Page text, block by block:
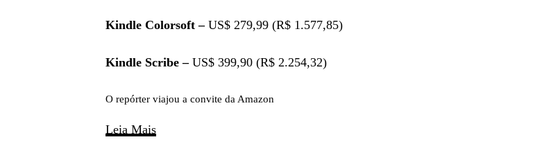
Kindle Colorsoft –US$ 279,99 (R$ 1.577,85)
Kindle Scribe –US$ 399,90 (R$ 2.254,32)
O repórter viajou a convite da Amazon
Leia Mais